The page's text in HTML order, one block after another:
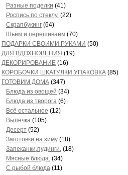
Разные поделки (41)
Роспись по стеклу. (22)
Скрапбукинг (64)
Шьём и перешиваем (70)
ПОДАРКИ СВОИМИ РУКАМИ (50)
ДЛЯ ВДОХНОВЕНИЯ (19)
ДЕКОРИРОВАНИЕ (16)
КОРОБОЧКИ ШКАТУЛКИ УПАКОВКА (85)
ГОТОВИМ ДОМА (347)
Блюда из овощей (34)
Блюда из творога (6)
Всё остальное (12)
Выпечка (105)
Десерт (52)
Заготовки на зиму (18)
Запеканки,пудинги. (18)
Мясные блюда. (34)
С рыбой блюда (11)